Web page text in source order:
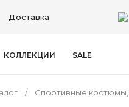
Доставка
КОЛЛЕКЦИИ SALE
Спортивные